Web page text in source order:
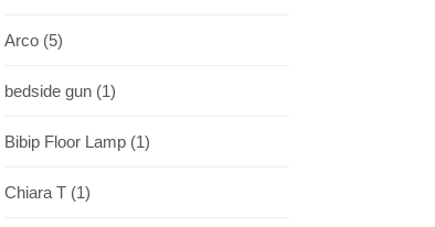
Arco (5)
bedside gun (1)
Bibip Floor Lamp (1)
Chiara T (1)